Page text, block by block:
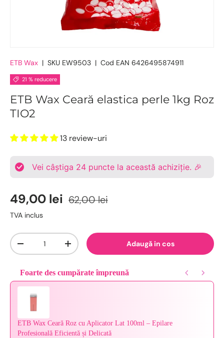
ETB Wax | SKU EW9503 | Cod EAN 6426495874911
21 % reducere
ETB Wax Ceară elastica perle 1kg Roz
TIO2
13 review-uri
Vei câștiga 24 puncte la această achiziție. 🎉
49,00 lei 62,00 lei
TVA inclus
Cantitate
-
+ Adaugă in cos
Foarte des cumpărate împreună
Use the Previous and Next buttons to navigate through product
ETB Wax Ceară Roz cu Aplicator Lat 100ml – Epilare
Profesională Eficientă și Delicată